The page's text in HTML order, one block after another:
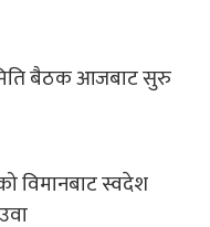
बैठक आजबाट सुरु
विमानबाट स्वदेश